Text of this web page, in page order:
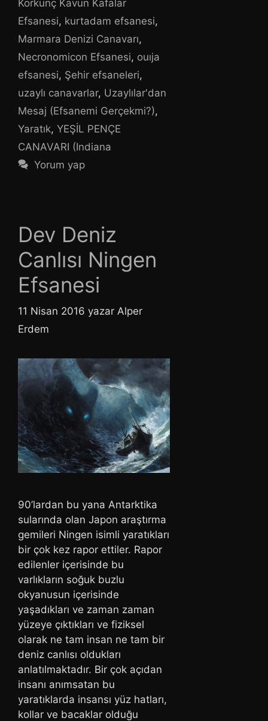
Korkunç Kavun Kafalar
Efsanesi, kurtadam efsanesi,
Marmara Denizi Canavarı,
Necronomicon Efsanesi, ouıja
efsanesi, Şehir efsaneleri,
uzaylı canavarlar, Uzaylılar'dan
Mesaj (Efsanemi Gerçekmi?),
Yaratık, YEŞİL PENÇE
CANAVARI (Indiana
Yorum yap
Dev Deniz
Canlısı Ningen
Efsanesi
11 Nisan 2016 yazar Alper
Erdem
90’lardan bu yana Antarktika
sularında olan Japon araştırma
gemileri Ningen isimli yaratıkları
bir çok kez rapor ettiler. Rapor
edilenler içerisinde bu
varlıkların soğuk buzlu
okyanusun içerisinde
yaşadıkları ve zaman zaman
yüzeye çıktıkları ve fiziksel
olarak ne tam insan ne tam bir
deniz canlısı oldukları
anlatılmaktadır. Bir çok açıdan
insanı anımsatan bu
yaratıklarda insansı yüz hatları,
kollar ve bacaklar olduğu